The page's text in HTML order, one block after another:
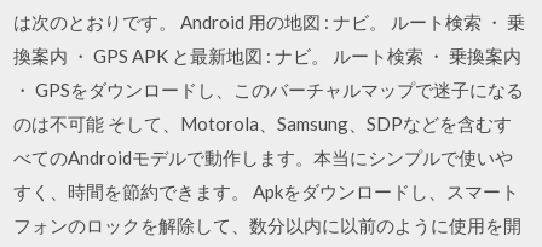
は次のとおりです。 Android 用の地図 : ナビ。 ルート検索 ・ 乗
換案内 ・ GPS APK と最新地図 : ナビ。 ルート検索 ・ 乗換案内
・ GPSをダウンロードし、このバーチャルマップで迷子になる
のは不可能 そして、Motorola、Samsung、SDPなどを含むす
べてのAndroidモデルで動作します。本当にシンプルで使いや
すく、時間を節約できます。 Apkをダウンロードし、スマート
フォンのロックを解除して、数分以内に以前のように使用を開